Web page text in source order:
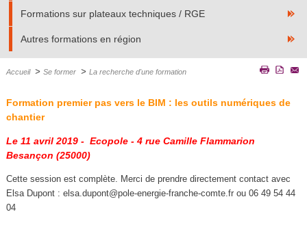
Formations sur plateaux techniques / RGE
Autres formations en région
Accueil > Se former > La recherche d'une formation
Formation premier pas vers le BIM : les outils numériques de
chantier
Le 11 avril 2019 - Ecopole - 4 rue Camille Flammarion
Besançon (25000)
Cette session est complète. Merci de prendre directement contact avec
Elsa Dupont : elsa.dupont@pole-energie-franche-comte.frou 06 49 54 44
04